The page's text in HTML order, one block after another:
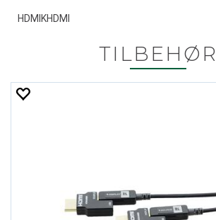
HDMIKHDMI
TILBEHØR